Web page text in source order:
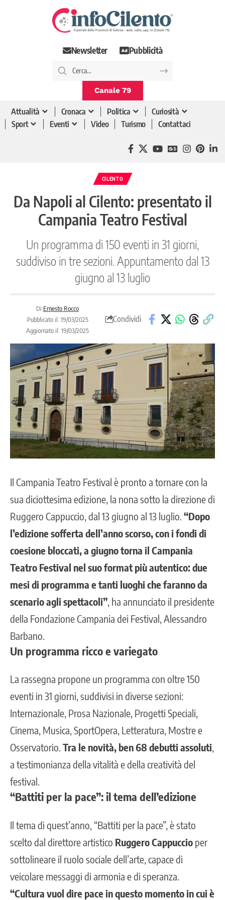
Newsletter Pubblicità
Canale 79
Attualità Cronaca Politica
Curiosità
Sport
Eventi Video Turismo Contattaci
CILENTO
Da Napoli al Cilento: presentato il
Campania Teatro Festival
Un programma di 150 eventi in 31 giorni,
suddiviso in tre sezioni. Appuntamento dal 13
giugno al 13 luglio
Di:Ernesto Rocco
Pubblicato il: 19/03/2025
Aggiornato il: 19/03/2025
Condividi
Il Campania Teatro Festival è pronto a tornare con la
sua diciottesima edizione, la nona sotto la direzione di
Ruggero Cappuccio, dal 13 giugno al 13 luglio. “Dopo
l’edizione sofferta dell’anno scorso, con i fondi di
coesione bloccati, a giugno torna il Campania
Teatro Festival nel suo format più autentico: due
mesi di programma e tanti luoghi che faranno da
scenario agli spettacoli”, ha annunciato il presidente
della Fondazione Campania dei Festival, Alessandro
Barbano.
Un programma ricco e variegato
La rassegna propone un programma con oltre 150
eventi in 31 giorni, suddivisi in diverse sezioni:
Internazionale, Prosa Nazionale, Progetti Speciali,
Cinema, Musica, SportOpera, Letteratura, Mostre e
Osservatorio. Tra le novità, ben 68 debutti assoluti,
a testimonianza della vitalità e della creatività del
festival.
“Battiti per la pace”: il tema dell’edizione
Il tema di quest’anno, “Battiti per la pace”, è stato
scelto dal direttore artistico Ruggero Cappuccio per
sottolineare il ruolo sociale dell’arte, capace di
veicolare messaggi di armonia e di speranza.
“Cultura vuol dire pace in questo momento in cui è